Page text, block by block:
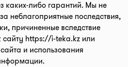
каких-либо гарантий. Мы не
неблагоприятные последствия,
причиненные вследствие
https://i-teka.kz или
и использования